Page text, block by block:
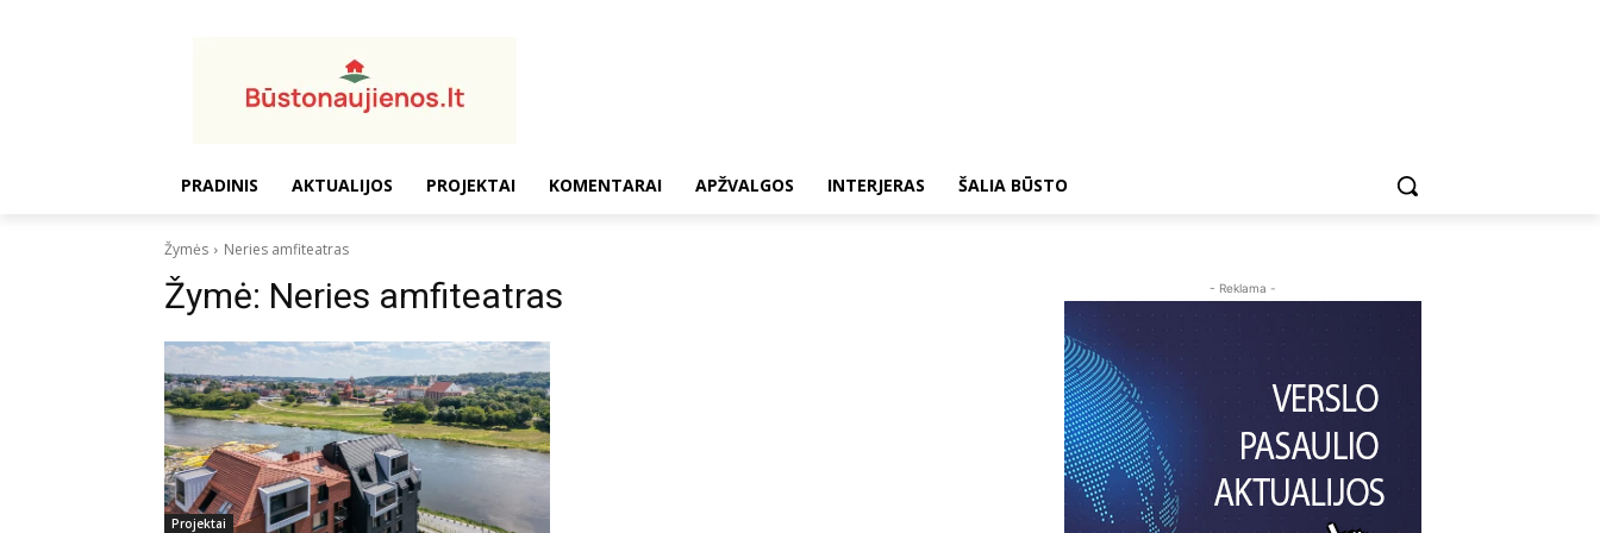
PRADINIS AKTUALIJOS PROJEKTAI KOMENTARAI APŽVALGOS INTERJERAS ŠALIA BŪSTO
Žymės Neries amfiteatras
Žymė: Neries amfiteatras
Projektai
- Reklama -